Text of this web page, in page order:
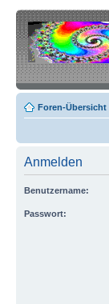
Foren-Übersicht
Anmelden
Benutzername:
Passwort: